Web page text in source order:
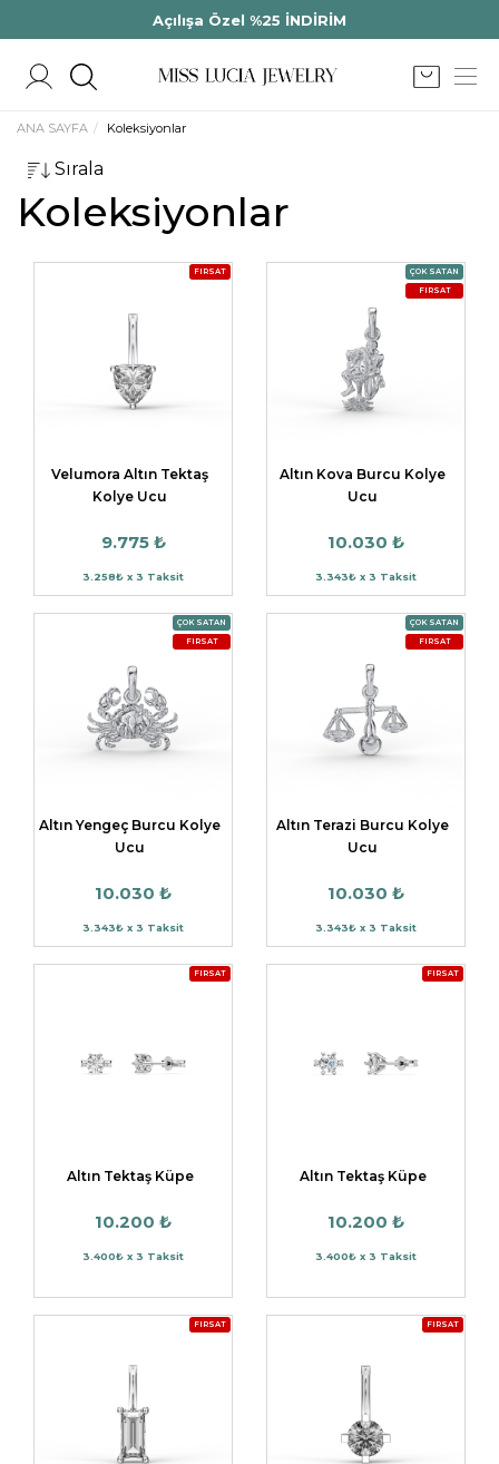
Açılışa Özel %25 İNDİRİM
ANA SAYFA Koleksiyonlar
Sırala
Koleksiyonlar
FIRSAT
Velumora Altın Tektaş
Kolye Ucu
9.775 ₺
3.258₺ x 3 Taksit
ÇOK SATAN
FIRSAT
Altın Kova Burcu Kolye
Ucu
10.030 ₺
3.343₺ x 3 Taksit
ÇOK SATAN
FIRSAT
Altın Yengeç Burcu Kolye
Ucu
10.030 ₺
3.343₺ x 3 Taksit
ÇOK SATAN
FIRSAT
Altın Terazi Burcu Kolye
Ucu
10.030 ₺
3.343₺ x 3 Taksit
FIRSAT
Altın Tektaş Küpe
10.200 ₺
3.400₺ x 3 Taksit
FIRSAT
Altın Tektaş Küpe
10.200 ₺
3.400₺ x 3 Taksit
FIRSAT FIRSAT